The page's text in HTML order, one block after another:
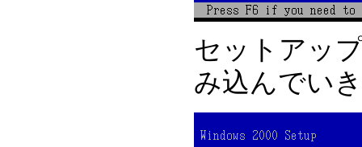
セットアッ
み込んでい